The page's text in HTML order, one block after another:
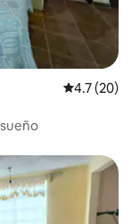
Calificación
4.7 (20)